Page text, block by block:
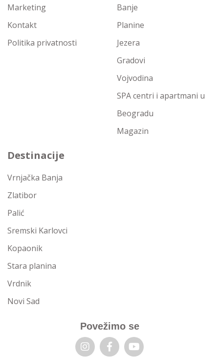
Marketing
Kontakt
Politika privatnosti
Banje
Planine
Jezera
Gradovi
Vojvodina
SPA centri i apartmani u
Beogradu
Magazin
Destinacije
Vrnjačka Banja
Zlatibor
Palić
Sremski Karlovci
Kopaonik
Stara planina
Vrdnik
Novi Sad
Povežimo se